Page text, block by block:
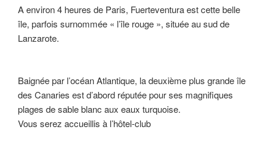
A environ 4 heures de Paris, Fuerteventura est cette belle
île, parfois surnommée « l’île rouge », située au sud de
Lanzarote.
Baignée par l’océan Atlantique, la deuxième plus grande île
des Canaries est d’abord réputée pour ses magnifiques
plages de sable blanc aux eaux turquoise.
Vous serez accueillis à l’hôtel-club